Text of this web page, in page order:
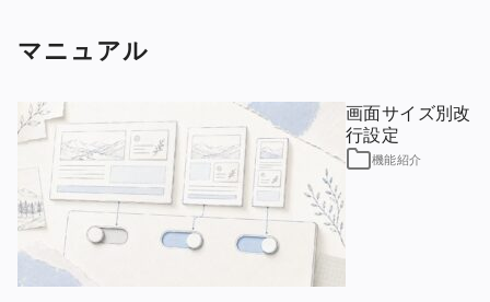
マニュアル
画面サイズ別改
行設定
機能紹介